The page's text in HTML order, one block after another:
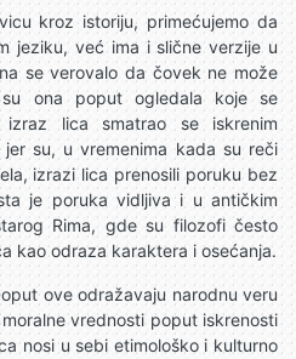
kroz istoriju, primećujemo da
jeziku, već ima i slične verzije u
se verovalo da čovek ne može
ona poput ogledala koje se
lica smatrao se iskrenim
su, u vremenima kada su reči
izrazi lica prenosili poruku bez
je poruka vidljiva i u antičkim
Rima, gde su filozofi često
kao odraza karaktera i osećanja.
ove odražavaju narodnu veru
vrednosti poput iskrenosti
nosi u sebi etimološko i kulturno